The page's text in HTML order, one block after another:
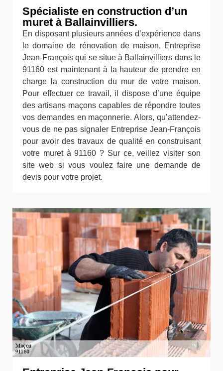
Spécialiste en construction d’un
muret à Ballainvilliers.
En disposant plusieurs années d’expérience dans
le domaine de rénovation de maison, Entreprise
Jean-François qui se situe à Ballainvilliers dans le
91160 est maintenant à la hauteur de prendre en
charge la construction du mur de votre maison.
Pour effectuer ce travail, il dispose d’une équipe
des artisans maçons capables de répondre toutes
vos demandes en maçonnerie. Alors, qu’attendez-
vous de ne pas signaler Entreprise Jean-François
pour avoir des travaux de qualité en construisant
votre muret à 91160 ? Sur ce, veillez visiter son
site web si vous voulez faire une demande de
devis pour votre projet.